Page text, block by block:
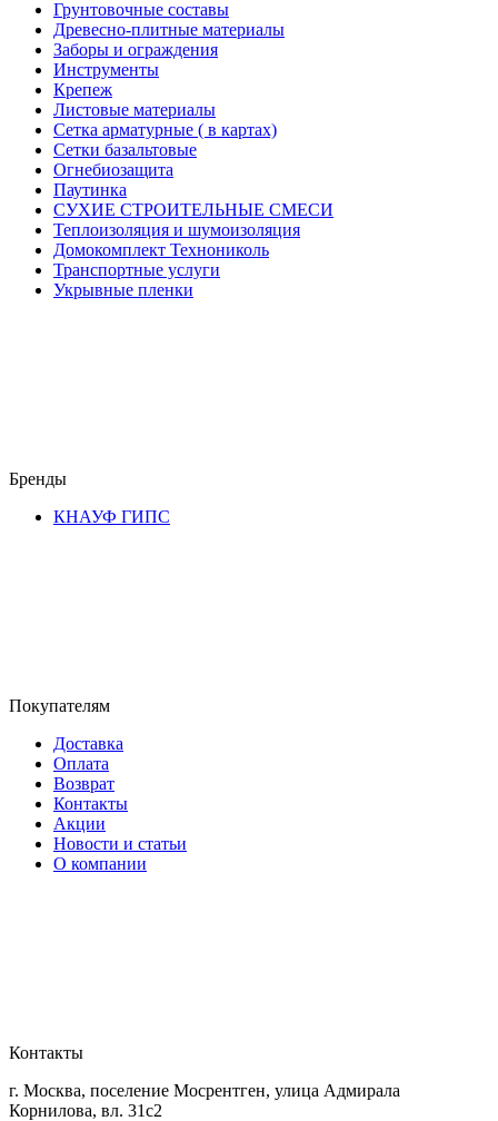
Грунтовочные составы
Древесно-плитные материалы
Заборы и ограждения
Инструменты
Крепеж
Листовые материалы
Сетка арматурные ( в картах)
Сетки базальтовые
Огнебиозащита
Паутинка
СУХИЕ СТРОИТЕЛЬНЫЕ СМЕСИ
Теплоизоляция и шумоизоляция
Домокомплект Технониколь
Транспортные услуги
Укрывные пленки
Бренды
КНАУФ ГИПС
Покупателям
Доставка
Оплата
Возврат
Контакты
Акции
Новости и статьи
О компании
Контакты
г. Москва, поселение Мосрентген, улица Адмирала
Корнилова, вл. 31с2